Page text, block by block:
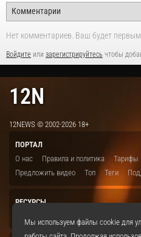
Нет комментариев. Ваш будет
Войдите или зарегистрируйтесь чтобы
12N
12NEWS © 2002-2026 18+
ПОРТАЛ
О нас
Правила и политика Тарифы
Предложить видео
Топ Теги
РЕСУРСЫ
Мы используем файлы cookie для